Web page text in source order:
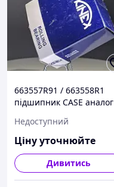
663557R91 / 663558R1
підшипник CASE аналог
Недоступний
Ціну уточнюйте
Дивитись